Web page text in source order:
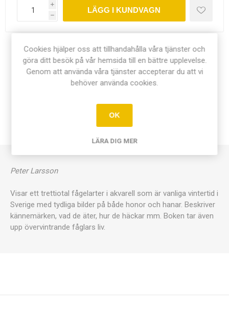
i
h
LÄGG I KUNDVAGN
Dela:
ÖVERSIKT
Peter Larsson
Visar ett trettiotal fågelarter i akvarell som är vanliga vintertid i
Sverige med tydliga bilder på både honor och hanar. Beskriver
kännemärken, vad de äter, hur de häckar mm. Boken tar även
upp övervintrande fåglars liv.
Cookies hjälper oss att tillhandahålla våra tjänster och
göra ditt besök på vår hemsida till en bättre upplevelse.
Genom att använda våra tjänster accepterar du att vi
behöver använda cookies.
OK
LÄRA DIG MER